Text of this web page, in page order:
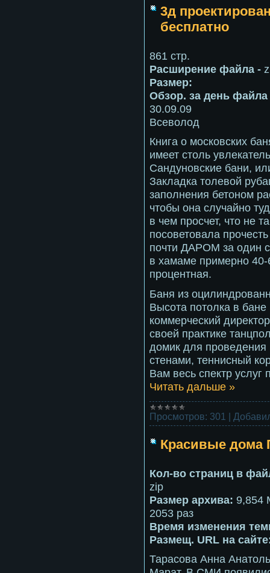
3д
бесплатно
861 стр.
Расширение файла -
Размер:
Обзор. за день файла
30.09.09
Всеволод
Книга о московских
имеет столь
Сандуновские бани,
Закладка толевой
заполнения бетоном
чтобы она случайно
в чем просчет, что не
посоветовала
почти ДАРОМ за один
в хамаме примерно
процентная.
Баня из
Высота потолка в
коммерческий
своей практике
домик для
стенами, теннисный
Вам весь спектр
Читать дальше »
Просмотров: 301 |
Красивые дома
Кол-во страниц в
zip
Размер архива: 9,854
2053 раз
Время изменения
Размещ. URL на
Тарасова Анна